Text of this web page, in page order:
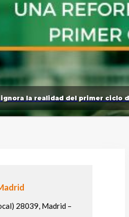
la realidad del primer ciclo
28039, Madrid –